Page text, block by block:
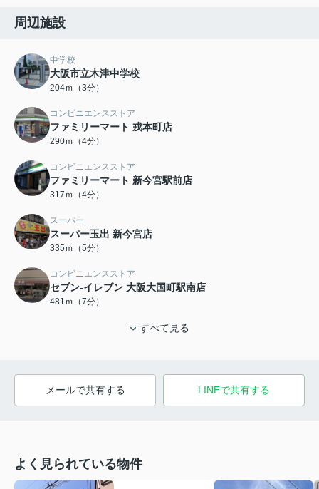
周辺施設
中学校
大阪市立木津中学校
204ｍ（3分）
コンビニエンスストア
ファミリーマート 戎本町店
290ｍ（4分）
コンビニエンスストア
ファミリーマート 新今宮駅前店
317ｍ（4分）
スーパー
スーパー玉出 新今宮店
335ｍ（5分）
コンビニエンスストア
セブン-イレブン 大阪大国町駅南店
481ｍ（7分）
すべて見る
メールで共有する LINEで共有する
よく見られている物件